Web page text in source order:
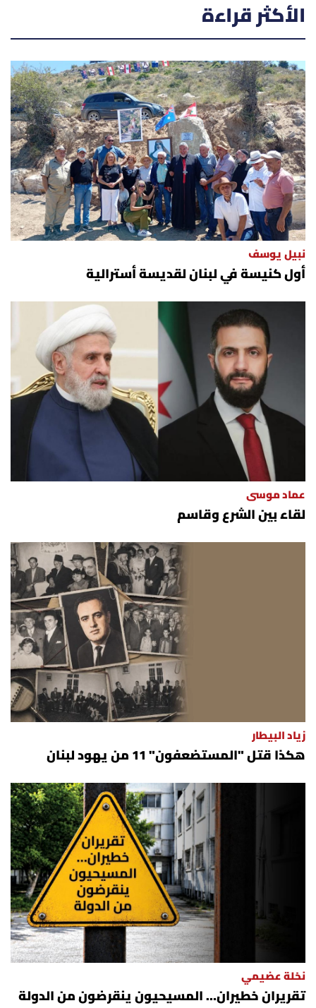
الأكثر قراءة
نبيل يوسف
أول كنيسة في لبنان لقديسة أسترالية
عماد موسى
لقاء بين الشرع وقاسم
زياد البيطار
هكذا قتل "المستضعفون" 11 من يهود لبنان
نخلة عضيمي
تقريران خطيران… المسيحيون ينقرضون من الدولة